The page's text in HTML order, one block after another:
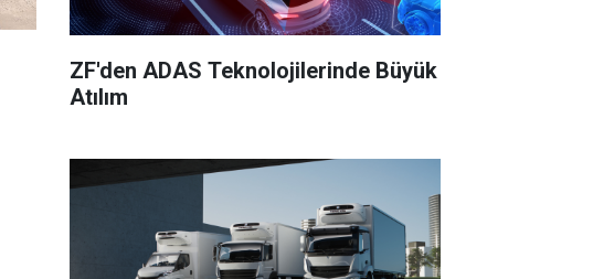
ZF'den ADAS Teknolojilerinde Büyük
Atılım